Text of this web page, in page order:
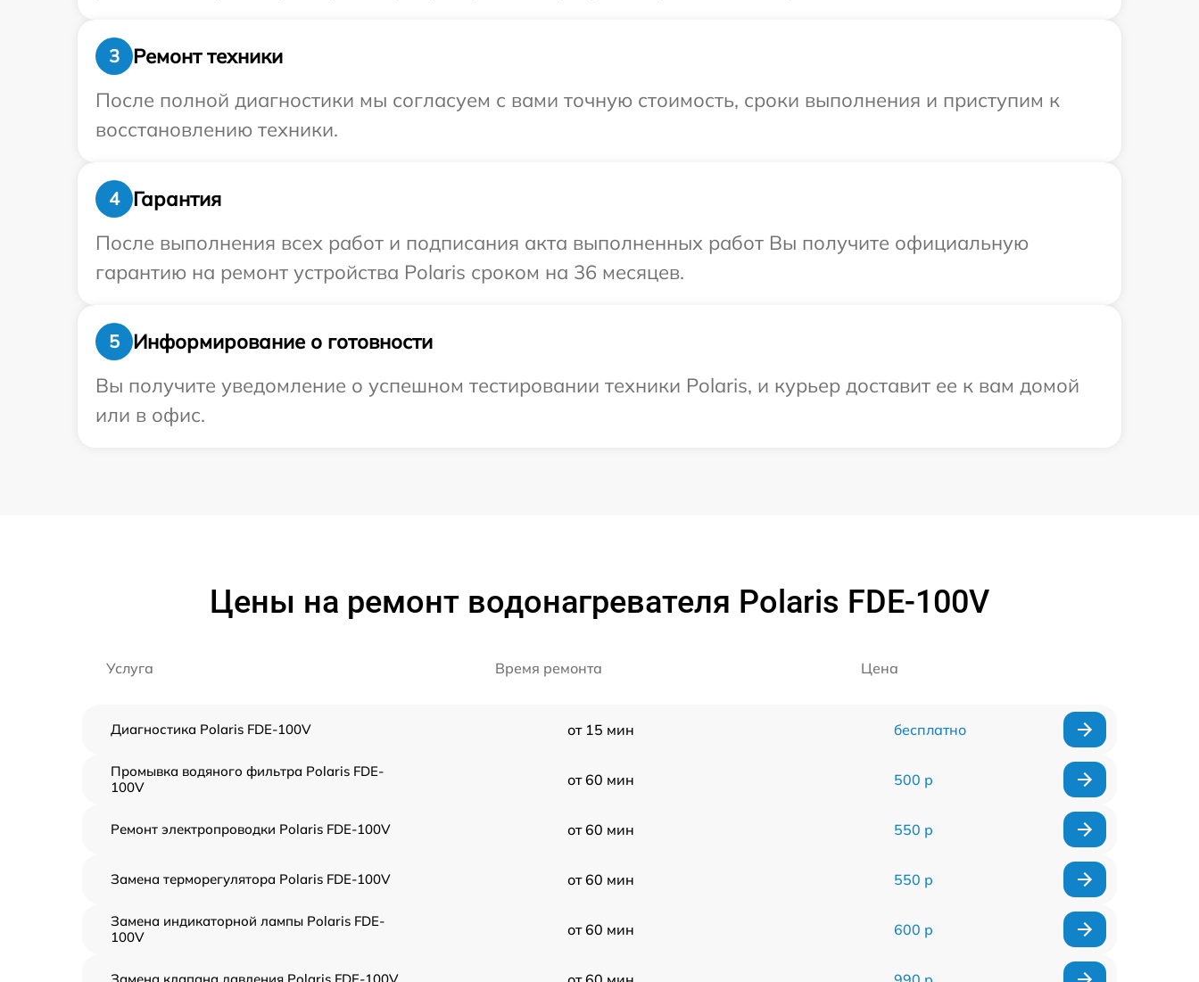
3
Ремонт техники
После полной диагностики мы согласуем с вами точную стоимость, сроки выполнения и приступим к
восстановлению техники.
4
Гарантия
После выполнения всех работ и подписания акта выполненных работ Вы получите официальную
гарантию на ремонт устройства Polaris сроком на 36 месяцев.
5
Информирование о готовности
Вы получите уведомление о успешном тестировании техники Polaris, и курьер доставит ее к вам домой
или в офис.
Цены на ремонт водонагревателя Polaris FDE-100V
Услуга Время ремонта Цена
Диагностика Polaris FDE-100V от 15 мин бесплатно
Промывка водяного фильтра Polaris FDE-
100V
от 60 мин 500 р
Ремонт электропроводки Polaris FDE-100V от 60 мин 550 р
Замена терморегулятора Polaris FDE-100V от 60 мин 550 р
Замена индикаторной лампы Polaris FDE-
100V
от 60 мин 600 р